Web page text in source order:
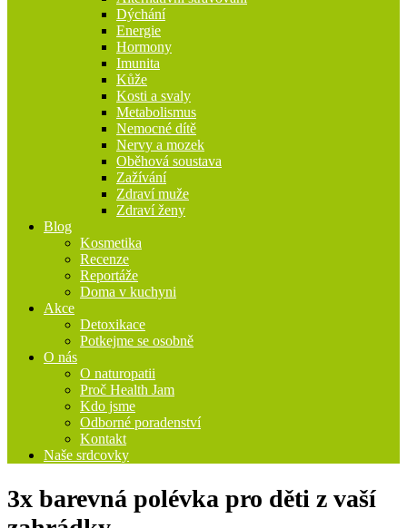
Dýchání
Energie
Hormony
Imunita
Kůže
Kosti a svaly
Metabolismus
Nemocné dítě
Nervy a mozek
Oběhová soustava
Zažívání
Zdraví muže
Zdraví ženy
Blog
Kosmetika
Recenze
Reportáže
Doma v kuchyni
Akce
Detoxikace
Potkejme se osobně
O nás
O naturopatii
Proč Health Jam
Kdo jsme
Odborné poradenství
Kontakt
Naše srdcovky
3x barevná polévka pro děti z vaší